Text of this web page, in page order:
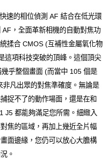
速的相位偵測 AF 結合在低光環
，全面革新相機的自動對焦功
揉合 CMOS (互補性金屬氧化物
這項科技突破的頂峰。這個頂尖
乎整個畫面 (而當中 105 個是
凡出眾的對焦準確度。無論是
捉不了的動作場面，還是在和
J5 都能夠滿足您所需。細緻入
焦的區域，再加上幾近全片幅
面邊緣，您仍可以放心大膽構
。